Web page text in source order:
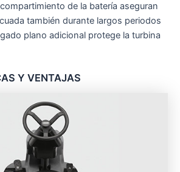
de la batería aseguran
también durante largos periodos
plano adicional protege la turbina
Y VENTAJAS